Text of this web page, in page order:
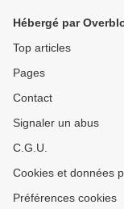
Hébergé par
Top articles
Pages
Contact
Signaler un abus
C.G.U.
Cookies et données
Préférences cookies